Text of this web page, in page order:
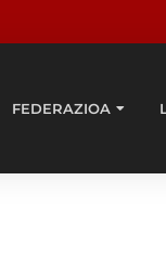
FEDERAZIOA